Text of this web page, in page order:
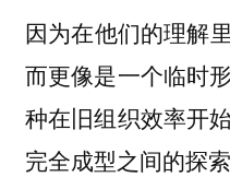
因为在他们的理解
而更像是一个临时
种在旧组织效率开
完全成型之间的探索